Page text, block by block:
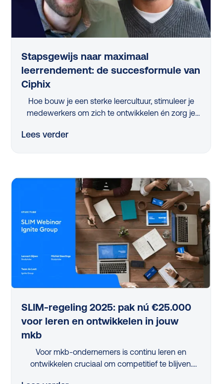
Stapsgewijs naar maximaal
leerrendement: de succesformule van
Ciphix
Hoe bouw je een sterke leercultuur, stimuleer je
medewerkers om zich te ontwikkelen én zorg je
Tijdens het webinar 'Stapsgewijs naar maximaal
Stoer (Studytube) deelden praktische inzichten en
Ciphix’ bewezen aanpak, waarbij de ‘10% regel’
centraal staat. Ontdek in dit webinar-verslag hoe
je leren slim en gefaseerd oppakt en ontwikkeling
niet alleen toegankelijk, maar ook direct waardevol
maakt voor je organisatie.
Lees verder
SLIM-regeling 2025: pak nú €25.000
voor leren en ontwikkelen in jouw
mkb
Voor mkb-ondernemers is continu leren en
ontwikkelen cruciaal om competitief te blijven.